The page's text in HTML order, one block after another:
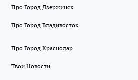
Про Город Дзержинск
Про Город Владивосток
Про Город Краснодар
Твои Новости